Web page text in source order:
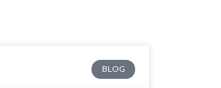
BLOG